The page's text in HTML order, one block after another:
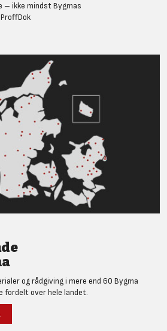
– ikke mindst Bygmas
og rådgiving i mere end 60 Bygma
fordelt over hele landet.